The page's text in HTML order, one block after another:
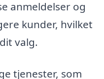
anmeldelser og
kunder, hvilket
valg.
tjenester, som